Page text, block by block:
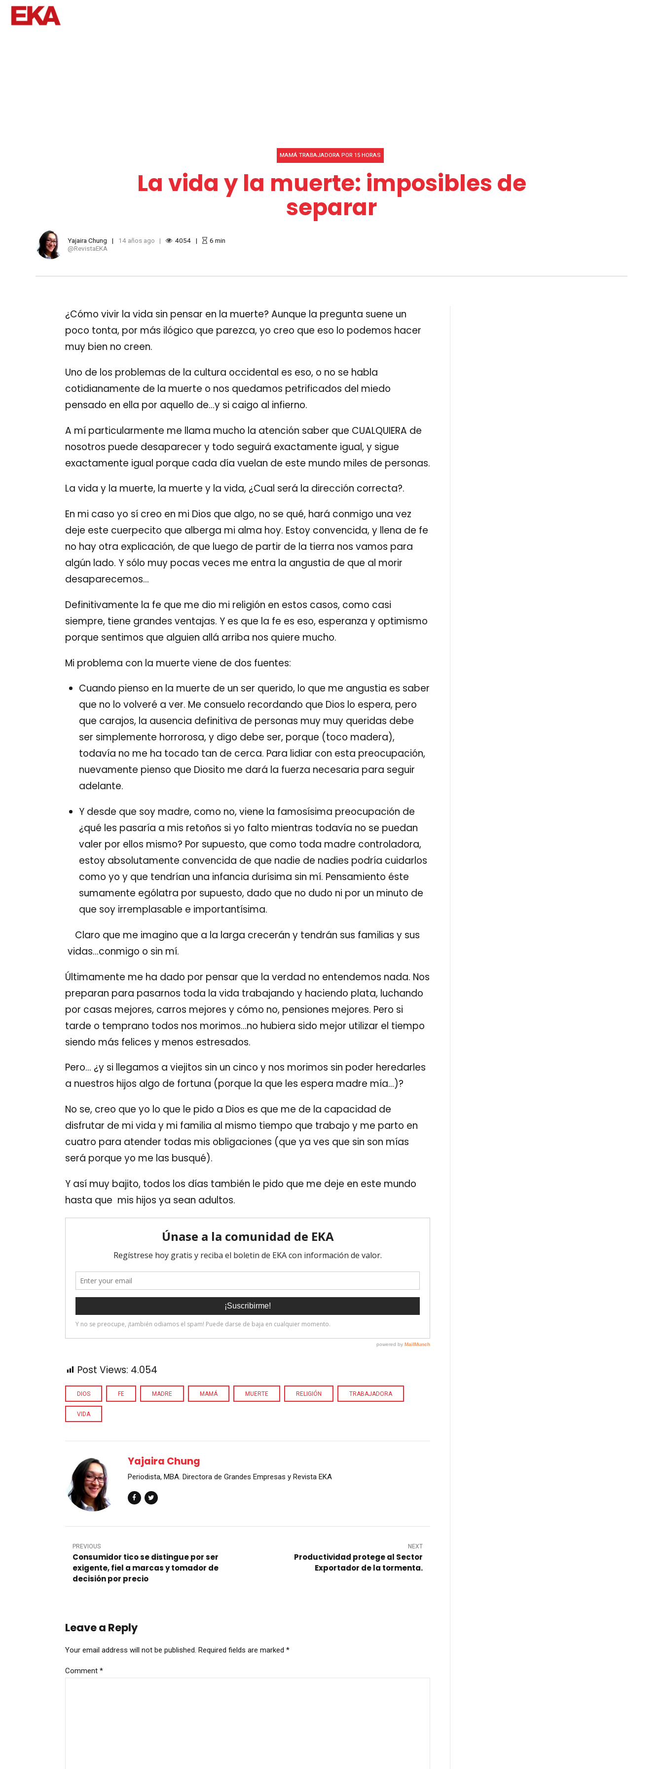
MAMÁ TRABAJADORA POR 15 HORAS
La vida y la muerte: imposibles de
separar
Yajaira Chung
RevistaEKA
14 años ago 4054 6 min
¿Cómo vivir la vida sin pensar en la muerte? Aunque la pregunta suene un
poco tonta, por más ilógico que parezca, yo creo que eso lo podemos hacer
muy bien no creen.
Uno de los problemas de la cultura occidental es eso, o no se habla
cotidianamente de la muerte o nos quedamos petrificados del miedo
pensado en ella por aquello de…y si caigo al infierno.
A mí particularmente me llama mucho la atención saber que CUALQUIERA de
nosotros puede desaparecer y todo seguirá exactamente igual, y sigue
exactamente igual porque cada día vuelan de este mundo miles de personas.
La vida y la muerte, la muerte y la vida, ¿Cual será la dirección correcta?.
En mi caso yo sí creo en mi Dios que algo, no se qué, hará conmigo una vez
deje este cuerpecito que alberga mi alma hoy. Estoy convencida, y llena de fe
no hay otra explicación, de que luego de partir de la tierra nos vamos para
algún lado. Y sólo muy pocas veces me entra la angustia de que al morir
desaparecemos…
Definitivamente la fe que me dio mi religión en estos casos, como casi
siempre, tiene grandes ventajas. Y es que la fe es eso, esperanza y optimismo
porque sentimos que alguien allá arriba nos quiere mucho.
Mi problema con la muerte viene de dos fuentes:
Cuando pienso en la muerte de un ser querido, lo que me angustia es saber
que no lo volveré a ver. Me consuelo recordando que Dios lo espera, pero
que carajos, la ausencia definitiva de personas muy muy queridas debe
ser simplemente horrorosa, y digo debe ser, porque (toco madera),
todavía no me ha tocado tan de cerca. Para lidiar con esta preocupación,
nuevamente pienso que Diosito me dará la fuerza necesaria para seguir
adelante.
Y desde que soy madre, como no, viene la famosísima preocupación de
¿qué les pasaría a mis retoños si yo falto mientras todavía no se puedan
valer por ellos mismo? Por supuesto, que como toda madre controladora,
estoy absolutamente convencida de que nadie de nadies podría cuidarlos
como yo y que tendrían una infancia durísima sin mí. Pensamiento éste
sumamente ególatra por supuesto, dado que no dudo ni por un minuto de
que soy irremplasable e importantísima.
Claro que me imagino que a la larga crecerán y tendrán sus familias y sus
vidas…conmigo o sin mí.
Últimamente me ha dado por pensar que la verdad no entendemos nada. Nos
preparan para pasarnos toda la vida trabajando y haciendo plata, luchando
por casas mejores, carros mejores y cómo no, pensiones mejores. Pero si
tarde o temprano todos nos morimos…no hubiera sido mejor utilizar el tiempo
siendo más felices y menos estresados.
Pero… ¿y si llegamos a viejitos sin un cinco y nos morimos sin poder heredarles
a nuestros hijos algo de fortuna (porque la que les espera madre mía…)?
No se, creo que yo lo que le pido a Dios es que me de la capacidad de
disfrutar de mi vida y mi familia al mismo tiempo que trabajo y me parto en
cuatro para atender todas mis obligaciones (que ya ves que sin son mías
será porque yo me las busqué).
Y así muy bajito, todos los días también le pido que me deje en este mundo
hasta que mis hijos ya sean adultos.
Post Views: 4.054
DIOS FE MADRE MAMÁ MUERTE RELIGIÓN TRABAJADORA
VIDA
Yajaira Chung
Periodista, MBA. Directora de Grandes Empresas y Revista EKA
PREVIOUS
Consumidor tico se distingue por ser
exigente, fiel a marcas y tomador de
decisión por precio
NEXT
Productividad protege al Sector
Exportador de la tormenta.
Leave a Reply
Your email address will not be published. Required fields are marked *
Comment *